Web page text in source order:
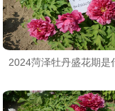
2024菏泽牡丹盛花期是